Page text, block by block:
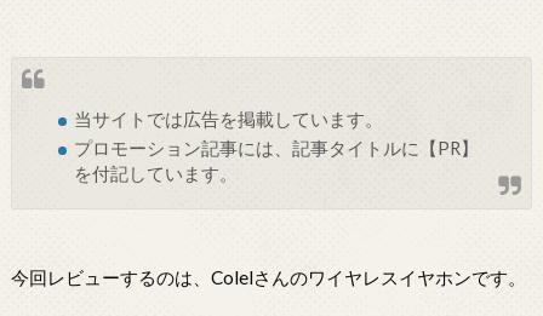
当サイトでは広告を掲載しています。
プロモーション記事には、記事タイトルに【PR】
を付記しています。
今回レビューするのは、Colelさんのワイヤレスイヤホンです。